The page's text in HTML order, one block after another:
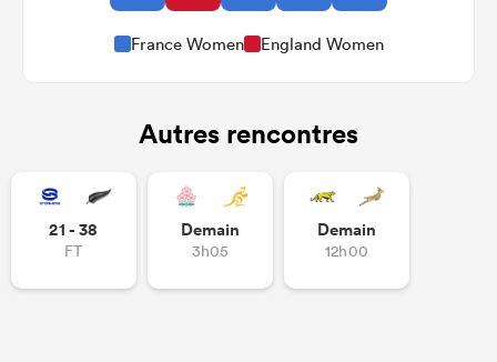
France Women England Women
Autres rencontres
21 - 38
FT
Demain
3h05
Demain
12h00